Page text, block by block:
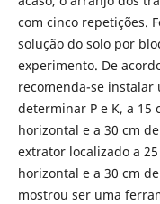
com cinco repetições.
solução do solo por
experimento. De
recomenda-se instalar
determinar P e K, a 15
horizontal e a 30 cm
extrator localizado a
horizontal e a 30 cm
mostrou ser uma